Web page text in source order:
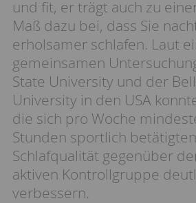
und fit, er trägt auch zu
Maß dazu bei, dass Sie
erholsamer schlafen. Laut
gemeinsamen
State University und der
University in den USA
die sich pro Woche
Stunden sportlich
Schlafqualität gegenüber
aktiven Kontrollgruppe
verbessern.